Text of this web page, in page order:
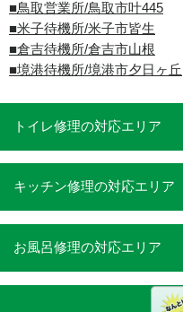
■鳥取営業所/鳥取市叶445
■米子待機所/米子市皆生
■倉吉待機所/倉吉市山根
■境港待機所/境港市夕日ヶ丘
トイレ修理の対応エリア
キッチン修理の対応エリア
お風呂修理の対応エリア